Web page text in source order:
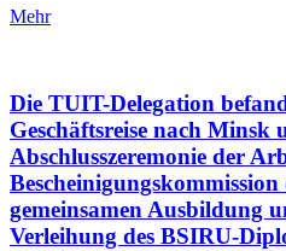
Mehr
Die TUIT-Delegation
Geschäftsreise nach Minsk
Abschlusszeremonie der
gemeinsamen Ausbildung
Verleihung des BSIRU-